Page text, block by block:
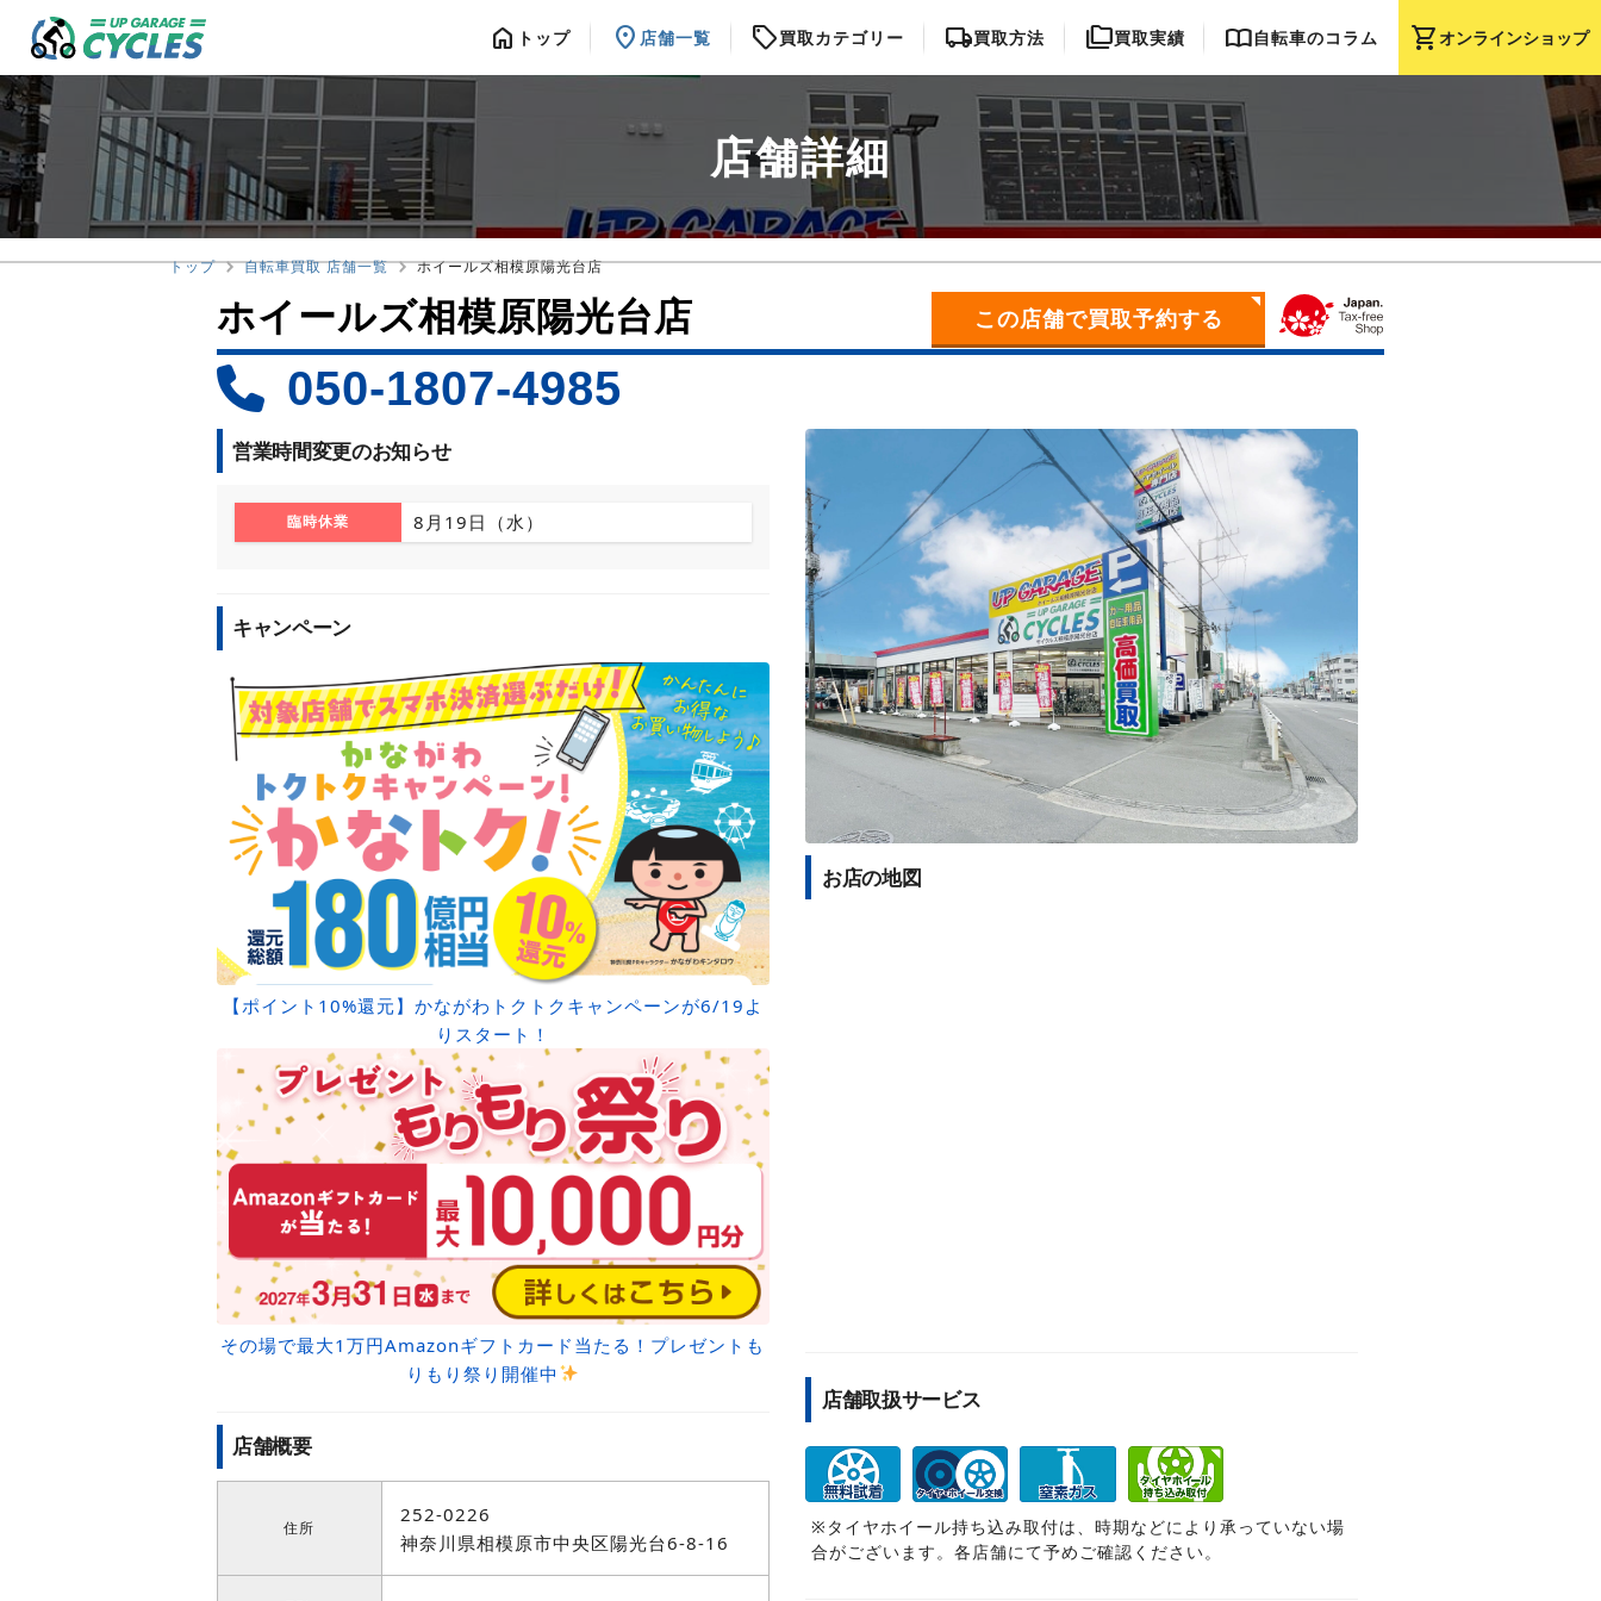
shopping_cartオンラインショップ
home トップ location_on 店舗一覧 sell買取カテゴリー local_shipping買取方法 folder_copy買取実績 import_contacts自転車のコラム
店舗詳細
トップ 自転車買取 店舗一覧 ホイールズ相模原陽光台店
ホイールズ相模原陽光台店 この店舗で買取予約する
050-1807-4985
営業時間変更のお知らせ
臨時休業 8月19日（水）
キャンペーン
【ポイント10%還元】かながわトクトクキャンペーンが6/19よ
りスタート！
その場で最大1万円Amazonギフトカード当たる！プレゼントも
りもり祭り開催中
店舗概要
住所
252-0226
神奈川県相模原市中央区陽光台6-8-16
お店の地図
店舗取扱サービス
※タイヤホイール持ち込み取付は、時期などにより承っていない場
合がございます。各店舗にて予めご確認ください。